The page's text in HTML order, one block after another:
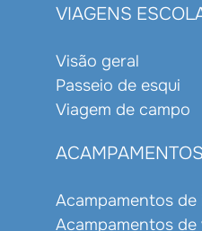
VIAGENS
Visão geral
Passeio de esqui
Viagem de campo
Acampamentos de
Acampamentos de